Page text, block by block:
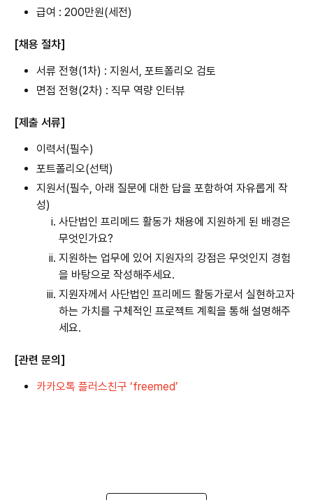
급여 : 200만원(세전)
[채용 절차]
서류 전형(1차) : 지원서, 포트폴리오 검토
면접 전형(2차) : 직무 역량 인터뷰
[제출 서류]
이력서(필수)
포트폴리오(선택)
지원서(필수, 아래 질문에 대한 답을 포함하여 자유롭게 작
성)
사단법인 프리메드 활동가 채용에 지원하게 된 배경은
무엇인가요?
지원하는 업무에 있어 지원자의 강점은 무엇인지 경험
을 바탕으로 작성해주세요.
지원자께서 사단법인 프리메드 활동가로서 실현하고자
하는 가치를 구체적인 프로젝트 계획을 통해 설명해주
세요.
[관련 문의]
카카오톡 플러스친구 ‘freemed’